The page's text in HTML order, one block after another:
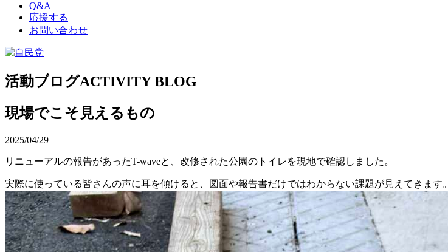
Q&A
応援する
お問い合わせ
活動ブログACTIVITY BLOG
現場でこそ見えるもの
2025/04/29
リニューアルの報告があったT-waveと、改修された公園のトイレを現地で確認しました。
実際に使っている皆さんの声に耳を傾けると、図面や報告書だけではわからない課題が見えてきます。